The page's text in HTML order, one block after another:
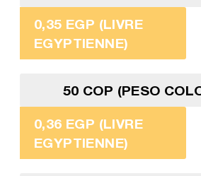
0,35 EGP (LIVRE
EGYPTIENNE)
50 COP (PESO
0,36 EGP (LIVRE
EGYPTIENNE)